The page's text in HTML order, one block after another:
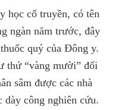
học cổ truyền, có tên
ngàn năm trước, đây
quý của Đông y.
thứ “vàng mười” đối
sâm được các nhà
dày công nghiên cứu.